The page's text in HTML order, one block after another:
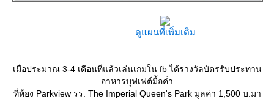
ดูแผนที่เพิ่มเติม
เมื่อประมาณ 3-4 เดือนที่แล้วเล่นเกมใน fb ได้รางวัลบัตรรับประทาน
อาหารบุฟเฟต์มื้อค่ำ
ที่ห้อง Parkview รร. The Imperial Queen's Park มูลค่า 1,500 บ.มา